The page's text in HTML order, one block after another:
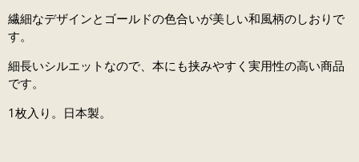
繊細なデザインとゴールドの色合いが美しい和風柄のしおりで
す。
細長いシルエットなので、本にも挟みやすく実用性の高い商品
です。
1枚入り。日本製。